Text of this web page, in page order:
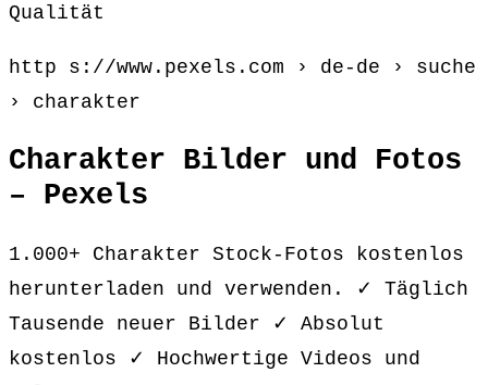
Qualität
http s://www.pexels.com › de-de › suche
› charakter
Charakter Bilder und Fotos
– Pexels
1.000+ Charakter Stock-Fotos kostenlos
herunterladen und verwenden. ✓ Täglich
Tausende neuer Bilder ✓ Absolut
kostenlos ✓ Hochwertige Videos und